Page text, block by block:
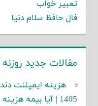
تعبیر خواب
فال حافظ سلام دنیا
مقالات جدید روزنه
هزینه ایمپلنت
1405 | آیا بیمه هزینه ایمپلنت را می‌دهد؟